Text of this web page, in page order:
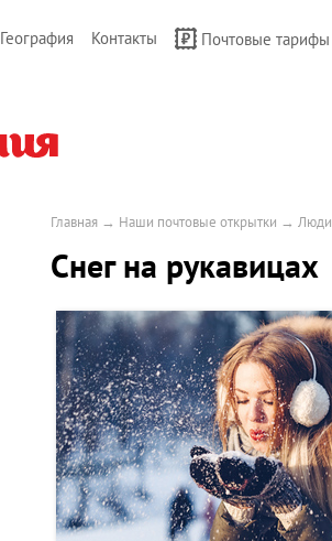
География Контакты Почтовые тарифы
Главная → Наши почтовые открытки → Люди
Снег на рукавицах